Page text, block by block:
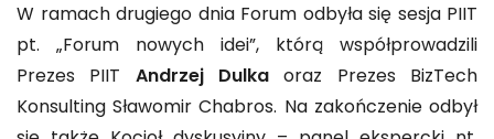
W ramach drugiego dnia Forum odbyła się sesja PIIT
pt. „Forum nowych idei”, którą współprowadzili
Prezes PIIT Andrzej Dulkaoraz Prezes BizTech
Konsulting Sławomir Chabros. Na zakończenie odbył